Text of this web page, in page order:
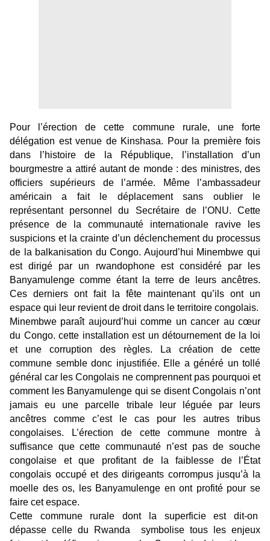
Pour l’érection de cette commune rurale, une forte
délégation est venue de Kinshasa. Pour la première fois
dans l’histoire de la République, l’installation d’un
bourgmestre a attiré autant de monde : des ministres, des
officiers supérieurs de l’armée. Même l’ambassadeur
américain a fait le déplacement sans oublier le
représentant personnel du Secrétaire de l’ONU. Cette
présence de la communauté internationale ravive les
suspicions et la crainte d’un déclenchement du processus
de la balkanisation du Congo. Aujourd’hui Minembwe qui
est dirigé par un rwandophone est considéré par les
Banyamulenge comme étant la terre de leurs ancêtres.
Ces derniers ont fait la fête maintenant qu’ils ont un
espace qui leur revient de droit dans le territoire congolais.
Minembwe paraît aujourd’hui comme un cancer au cœur
du Congo. cette installation est un détournement de la loi
et une corruption des règles. La création de cette
commune semble donc injustifiée. Elle a généré un tollé
général car les Congolais ne comprennent pas pourquoi et
comment les Banyamulenge qui se disent Congolais n’ont
jamais eu une parcelle tribale leur léguée par leurs
ancêtres comme c’est le cas pour les autres tribus
congolaises. L’érection de cette commune montre à
suffisance que cette communauté n’est pas de souche
congolaise et que profitant de la faiblesse de l’État
congolais occupé et des dirigeants corrompus jusqu’à la
moelle des os, les Banyamulenge en ont profité pour se
faire cet espace.
Cette commune rurale dont la superficie est dit-on
dépasse celle du Rwanda symbolise tous les enjeux